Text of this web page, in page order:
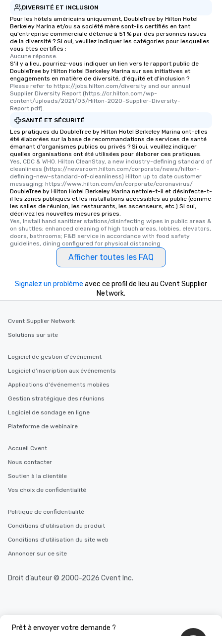
DIVERSITÉ ET INCLUSION
Pour les hôtels américains uniquement, DoubleTree by Hilton Hotel
Berkeley Marina et/ou sa société mère sont-ils certifiés en tant
qu'entreprise commerciale détenue à 51 % par des personnes issues
de la diversité ? Si oui, veuillez indiquer les catégories pour lesquelles
vous êtes certifiés :
Aucune réponse.
S'il y a lieu, pourriez-vous indiquer un lien vers le rapport public de
DoubleTree by Hilton Hotel Berkeley Marina sur ses initiatives et
engagements en matière de diversité, d'équité et d'inclusion ?
Please refer to https://jobs.hilton.com/diversity and our annual
Supplier Diversity Report (https://cr.hilton.com/wp-
content/uploads/2021/03/Hilton-2020-Supplier-Diversity-
Report.pdf).
SANTÉ ET SÉCURITÉ
Les pratiques du DoubleTree by Hilton Hotel Berkeley Marina ont-elles
été élaborées sur la base de recommandations de services de santé
émanant d'organismes publics ou privés ? Si oui, veuillez indiquer
quelles organisations ont été utilisées pour élaborer ces pratiques.
Yes, CDC & WHO. Hilton CleanStay, a new industry-defining standard of
cleanliness (https://newsroom.hilton.com/corporate/news/hilton-
defining-new-standard-of-cleanliness) Hilton up to date customer
messaging: https://www.hilton.com/en/corporate/coronavirus/
DoubleTree by Hilton Hotel Berkeley Marina nettoie-t-il et désinfecte-t-
il les zones publiques et les installations accessibles au public (comme
les salles de réunion, les restaurants, les ascenseurs, etc.) Si oui,
décrivez les nouvelles mesures prises.
Yes, Install hand sanitizer stations/disinfecting wipes in public areas &
on shuttles; enhanced cleaning of high touch areas, lobbies, elevators,
doors, bathrooms; F&B service in accordance with food safety
guidelines, dining configured for physical distancing
Afficher toutes les FAQ
Prêt à envoyer votre demande ?
Signalez un problème avec ce profil de lieu au Cvent Supplier
Network.
Cvent Supplier Network
Solutions sur site
Logiciel de gestion d'événement
Logiciel d'inscription aux événements
Applications d'événements mobiles
Gestion stratégique des réunions
Logiciel de sondage en ligne
Plateforme de webinaire
Accueil Cvent
Nous contacter
Soutien à la clientèle
Vos choix de confidentialité
Politique de confidentialité
Conditions d’utilisation du produit
Conditions d’utilisation du site web
Annoncer sur ce site
Droit d’auteur © 2000-2026 Cvent Inc.